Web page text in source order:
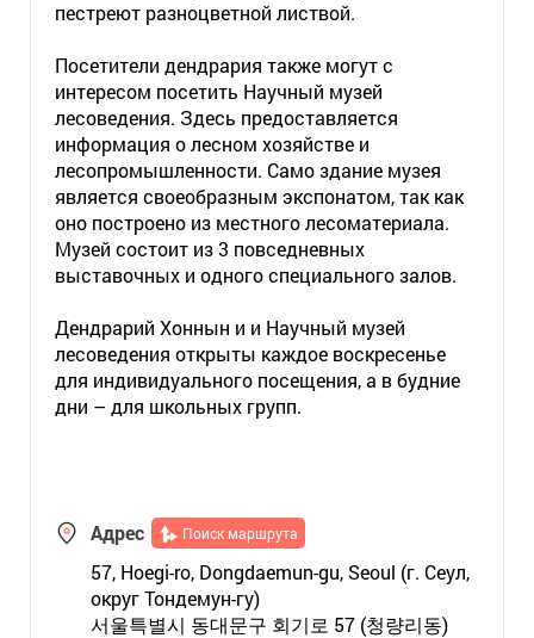
пестреют разноцветной листвой.
Посетители дендрария также могут с
интересом посетить Научный музей
лесоведения. Здесь предоставляется
информация о лесном хозяйстве и
лесопромышленности. Само здание музея
является своеобразным экспонатом, так как
оно построено из местного лесоматериала.
Музей состоит из 3 повседневных
выставочных и одного специального залов.
Дендрарий Хоннын и и Научный музей
лесоведения открыты каждое воскресенье
для индивидуального посещения, а в будние
дни – для школьных групп.
Адрес Поиск маршрута
57, Hoegi-ro, Dongdaemun-gu, Seoul (г. Сеул,
округ Тондемун-гу)
서울특별시 동대문구 회기로 57 (청량리동)